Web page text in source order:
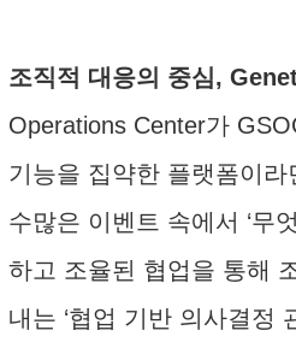
조직적 대응의 중심,
Operations Center가
기능을 집약한 플랫폼이
수많은 이벤트 속에서 ‘무
하고 조율된 협업을 통해
내는 ‘협업 기반 의사결정